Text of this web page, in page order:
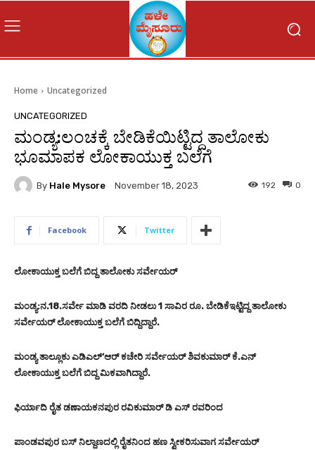
Home Uncategorized
UNCATEGORIZED
ಮಂಡ್ಯ:ಲಂಚಕ್ಕೆ ಬೇಡಿಕೆಯಿಟ್ಟಿದ್ದ ತಾಲೋಕು
ಭೂಮಾಪಕ ಲೋಕಾಯುಕ್ತ ಬಲೆಗೆ
By Hale Mysore November 18, 2023 0
192
Facebook Twitter
ಲೋಕಾಯುಕ್ತ ಬಲೆಗೆ ಬಿದ್ದ ತಾಲೋಕು ಸರ್ವೇಯರ್
ಮಂಡ್ಯ:ನ.18.ಸರ್ವೇ ಮಾಡಿ ವರದಿ ನೀಡಲು 1 ಸಾವಿರ ರೂ. ಬೇಡಿಕೆಇಟ್ಟಿದ್ದ ತಾಲೋಕು
ಸರ್ವೇಯರ್ ಲೋಕಾಯುಕ್ತ ಬಲೆಗೆ ಬಿದ್ದಿದ್ದಾರೆ.
ಮಂಡ್ಯ ತಾಲ್ಲೂಕು ಎಡಿಎಲ್’ಆರ್ ಕಚೇರಿ ಸರ್ವೇಯರ್ ಶಿವಕುಮಾರ್ ಕೆ.ಎನ್
ಲೋಕಾಯುಕ್ತ ಬಲೆಗೆ ಬಿದ್ದ ಮಿಕವಾಗಿದ್ದಾರೆ.
ಫಿರ್ಯಾದಿ ರೈತ ಡಣಾಯಕನಪುರ ರವಿಕುಮಾರ್ ಡಿ ಎಸ್ ರವರಿಂದ
ಪಾಂಡವಪುರ ಬಸ್ ನಿಲ್ದಾಣದಲ್ಲಿ ರೈತನಿಂದ ಹಣ ಸ್ವೀಕರಿಸುವಾಗ ಸರ್ವೇಯರ್